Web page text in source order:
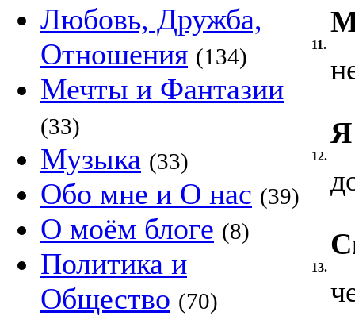
Любовь, Дружба,
Отношения (134)
Мечты и Фантазии
(33)
Музыка (33)
Обо мне и О нас (39)
О моём блоге (8)
Политика и
Общество (70)
11.
12.
Я
13.